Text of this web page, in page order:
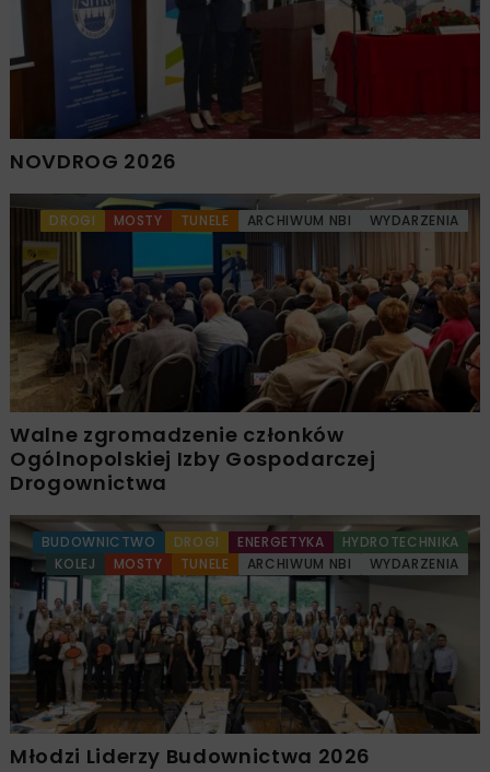
NOVDROG 2026
DROGI MOSTY TUNELE ARCHIWUM NBI WYDARZENIA
Walne zgromadzenie członków
Ogólnopolskiej Izby Gospodarczej
Drogownictwa
BUDOWNICTWO DROGI ENERGETYKA
HYDROTECHNIKA
KOLEJ
MOSTY TUNELE ARCHIWUM NBI WYDARZENIA
Młodzi Liderzy Budownictwa 2026